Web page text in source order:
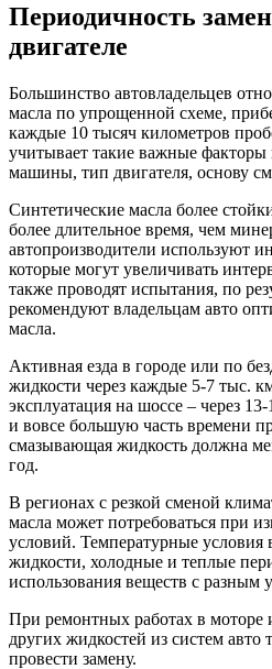
Периодичность
двигателе
Большинство автовладельцев
масла по упрощенной схеме,
каждые 10 тысяч километров
учитывает такие важные факторы
машины, тип двигателя, основу
Синтетические масла более
более длительное время, чем
автопроизводители используют
которые могут увеличивать
также проводят испытания, по
рекомендуют владельцам авто
масла.
Активная езда в городе или по
жидкости через каждые 5-7 тыс.
эксплуатация на шоссе – через
и вовсе большую часть времени
смазывающая жидкость должна
год.
В регионах с резкой сменой
масла может потребоваться при
условий. Температурные условия
жидкости, холодные и теплые
использования веществ с разным
При ремонтных работах в моторе
других жидкостей из систем авто
провести замену.